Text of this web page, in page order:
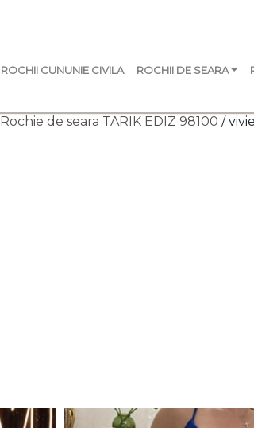
ROCHII CUNUNIE CIVILA ROCHII DE SEARA
Rochie de seara TARIK EDIZ 98100 /